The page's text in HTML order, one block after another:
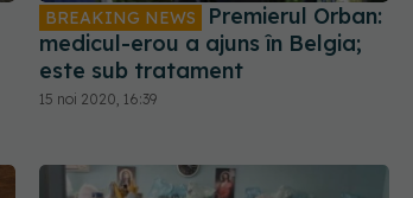
BREAKING NEWS
Premierul Orban:
medicul-erou a ajuns în Belgia;
este sub tratament
15 noi 2020, 16:39